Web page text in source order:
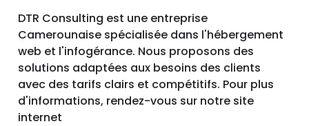
DTR Consulting est une entreprise
Camerounaise spécialisée dans l'hébergement
web et l'infogérance. Nous proposons des
solutions adaptées aux besoins des clients
avec des tarifs clairs et compétitifs. Pour plus
d'informations, rendez-vous sur notre site
internet